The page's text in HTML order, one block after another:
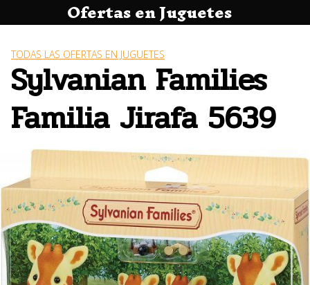
al
Ofertas en Juguetes
TODAS LAS OFERTAS EN JUGUETES
Sylvanian Families
Familia Jirafa 5639